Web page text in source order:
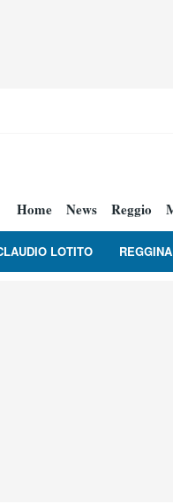
Home News Reggio
LOTITO REGGINA